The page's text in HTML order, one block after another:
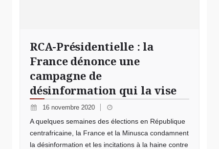
RCA-Présidentielle : la
France dénonce une
campagne de
désinformation qui la vise
16 novembre 2020
A quelques semaines des élections en République
centrafricaine, la France et la Minusca condamnent
la désinformation et les incitations à la haine contre